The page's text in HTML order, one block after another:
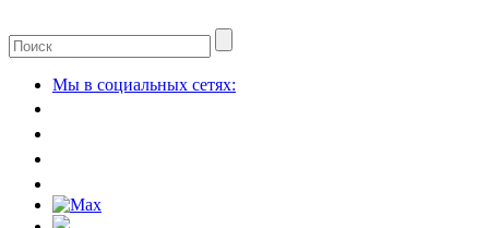
Мы в социальных сетях: